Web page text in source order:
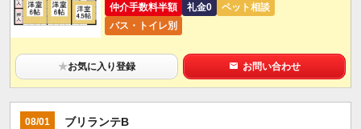
仲介手数料半額
礼金0
ペット相談
バス・トイレ別
★お気に入り登録 お問い合わせ
08/01 ブリランテB